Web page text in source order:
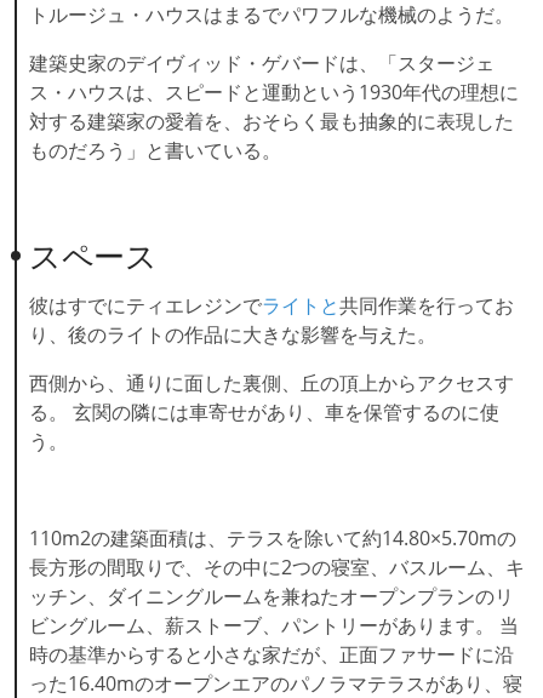
トルージュ・ハウスはまるでパワフルな機械のようだ。
建築史家のデイヴィッド・ゲバードは、「スタージェ
ス・ハウスは、スピードと運動という1930年代の理想に
対する建築家の愛着を、おそらく最も抽象的に表現した
ものだろう」と書いている。
スペース
彼はすでにティエレジンでライトと共同作業を行ってお
り、後のライトの作品に大きな影響を与えた。
西側から、通りに面した裏側、丘の頂上からアクセスす
る。 玄関の隣には車寄せがあり、車を保管するのに使
う。
110m2の建築面積は、テラスを除いて約14.80×5.70mの
長方形の間取りで、その中に2つの寝室、バスルーム、キ
ッチン、ダイニングルームを兼ねたオープンプランのリ
ビングルーム、薪ストーブ、パントリーがあります。 当
時の基準からすると小さな家だが、正面ファサードに沿
った16.40mのオープンエアのパノラマテラスがあり、寝